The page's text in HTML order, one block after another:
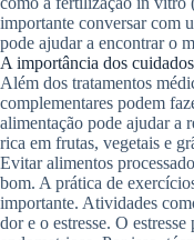
importante conversar com
pode ajudar a encontrar o
A importância dos
Além dos tratamentos
complementares podem
alimentação pode ajudar a
rica em frutas, vegetais e
Evitar alimentos
bom. A prática de
importante. Atividades
dor e o estresse. O